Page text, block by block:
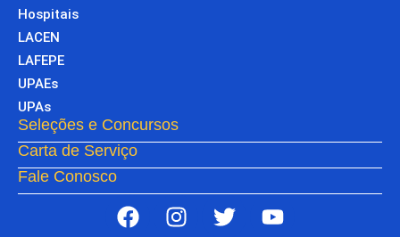
Hospitais
LACEN
LAFEPE
UPAEs
UPAs
Seleções e Concursos
Carta de Serviço
Fale Conosco